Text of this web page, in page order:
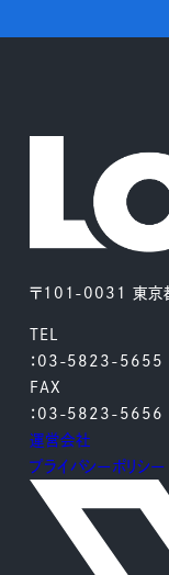
〒101-0031 東京
TEL
：03-5823-5655
FAX
：03-5823-5656
運営会社
プライバシーポリシー